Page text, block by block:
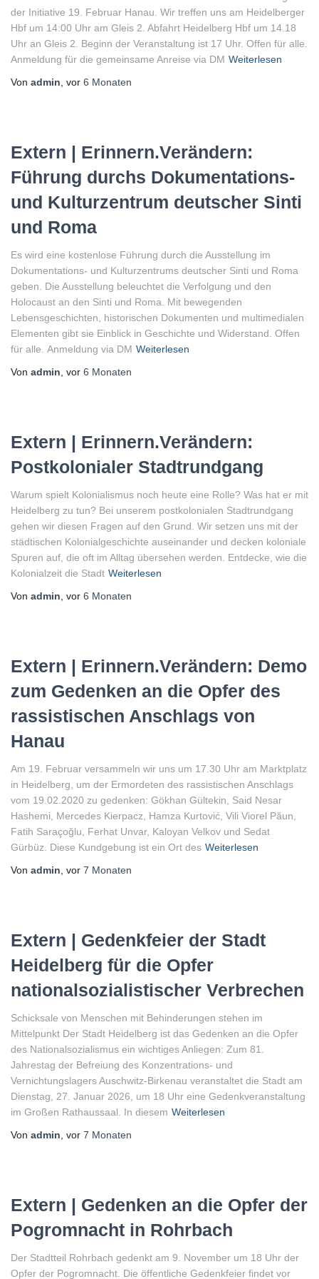
der Initiative 19. Februar Hanau. Wir treffen uns am Heidelberger
Hbf um 14:00 Uhr am Gleis 2. Abfahrt Heidelberg Hbf um 14.18
Uhr an Gleis 2. Beginn der Veranstaltung ist 17 Uhr. Offen für alle.
Anmeldung für die gemeinsame Anreise via DM Weiterlesen
Von admin , vor 6 Monaten
Extern | Erinnern.Verändern:
Führung durchs Dokumentations-
und Kulturzentrum deutscher Sinti
und Roma
Es wird eine kostenlose Führung durch die Ausstellung im
Dokumentations- und Kulturzentrums deutscher Sinti und Roma
geben. Die Ausstellung beleuchtet die Verfolgung und den
Holocaust an den Sinti und Roma. Mit bewegenden
Lebensgeschichten, historischen Dokumenten und multimedialen
Elementen gibt sie Einblick in Geschichte und Widerstand. Offen
für alle. Anmeldung via DM Weiterlesen
Von admin , vor 6 Monaten
Extern | Erinnern.Verändern:
Postkolonialer Stadtrundgang
Warum spielt Kolonialismus noch heute eine Rolle? Was hat er mit
Heidelberg zu tun? Bei unserem postkolonialen Stadtrundgang
gehen wir diesen Fragen auf den Grund. Wir setzen uns mit der
städtischen Kolonialgeschichte auseinander und decken koloniale
Spuren auf, die oft im Alltag übersehen werden. Entdecke, wie die
Kolonialzeit die Stadt Weiterlesen
Von admin , vor 6 Monaten
Extern | Erinnern.Verändern: Demo
zum Gedenken an die Opfer des
rassistischen Anschlags von
Hanau
Am 19. Februar versammeln wir uns um 17.30 Uhr am Marktplatz
in Heidelberg, um der Ermordeten des rassistischen Anschlags
vom 19.02.2020 zu gedenken: Gökhan Gültekin, Said Nesar
Hashemi, Mercedes Kierpacz, Hamza Kurtović, Vili Viorel Păun,
Fatih Saraçoğlu, Ferhat Unvar, Kaloyan Velkov und Sedat
Gürbüz. Diese Kundgebung ist ein Ort des Weiterlesen
Von admin , vor 7 Monaten
Extern | Gedenkfeier der Stadt
Heidelberg für die Opfer
nationalsozialistischer Verbrechen
Schicksale von Menschen mit Behinderungen stehen im
Mittelpunkt Der Stadt Heidelberg ist das Gedenken an die Opfer
des Nationalsozialismus ein wichtiges Anliegen: Zum 81.
Jahrestag der Befreiung des Konzentrations- und
Vernichtungslagers Auschwitz-Birkenau veranstaltet die Stadt am
Dienstag, 27. Januar 2026, um 18 Uhr eine Gedenkveranstaltung
im Großen Rathaussaal. In diesem Weiterlesen
Von admin , vor 7 Monaten
Extern | Gedenken an die Opfer der
Pogromnacht in Rohrbach
Der Stadtteil Rohrbach gedenkt am 9. November um 18 Uhr der
Opfer der Pogromnacht. Die öffentliche Gedenkfeier findet vor